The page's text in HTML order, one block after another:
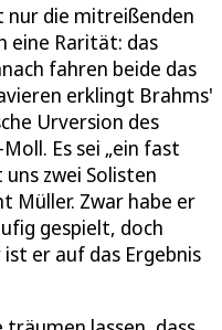
nur die mitreißenden
eine Rarität: das
fahren beide das
erklingt Brahms'
Urversion des
Es sei „ein fast
zwei Solisten
Müller. Zwar habe er
gespielt, doch
ist er auf das Ergebnis